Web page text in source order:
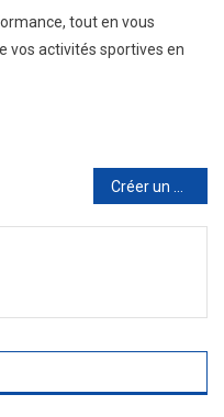
tout en vous
vos activités sportives en
Créer un programme d’entraînement personnalisé : atteindre vos objectifs